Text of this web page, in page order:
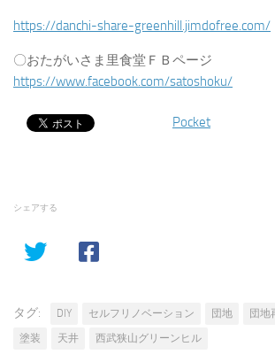
https://danchi-share-greenhill.jimdofree.com/
〇おたがいさま里食堂ＦＢページ
https://www.facebook.com/satoshoku/
Pocket
シェアする
タグ: DIY セルフリノベーション 団地 団地
塗装
天井 西武狭山グリーンヒル